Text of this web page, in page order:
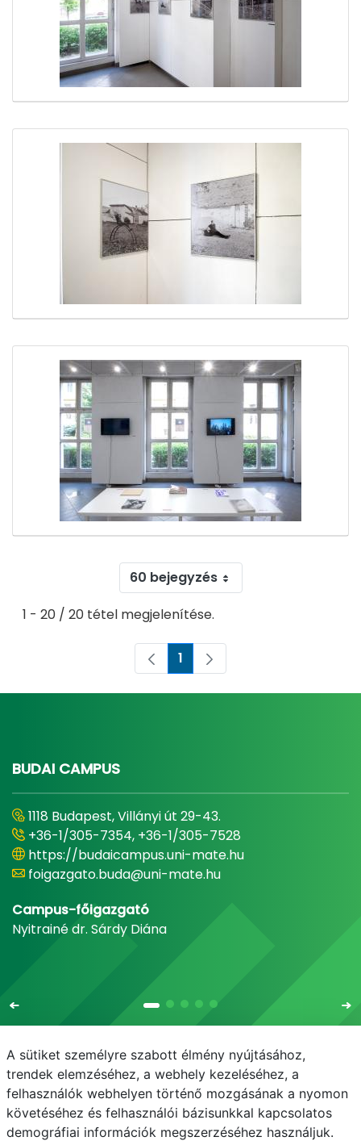
60 bejegyzés
1 - 20 / 20 tétel megjelenítése.
Oldal
1
BUDAI CAMPUS
1118 Budapest, Villányi út 29-43.
+36-1/305-7354, +36-1/305-7528
https://budaicampus.uni-mate.hu
foigazgato.buda@uni-mate.hu
Campus-főigazgató
Nyitrainé dr. Sárdy Diána
E-mail Telefonkönyv NEPTUN
E-learning
Bejelentkezés
Adatvédelem
A sütiket személyre szabott élmény nyújtásához,
trendek elemzéséhez, a webhely kezeléséhez, a
felhasználók webhelyen történő mozgásának a nyomon
követéséhez és felhasználói bázisunkkal kapcsolatos
demográfiai információk megszerzéséhez használjuk.